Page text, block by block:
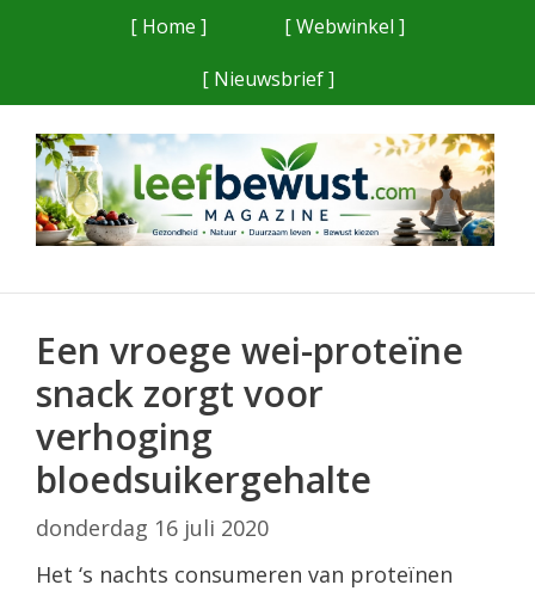
[ Home ]
[ Webwinkel ]
[ Nieuwsbrief ]
Een vroege wei-proteïne
snack zorgt voor
verhoging
bloedsuikergehalte
donderdag 16 juli 2020
Het ‘s nachts consumeren van proteïnen